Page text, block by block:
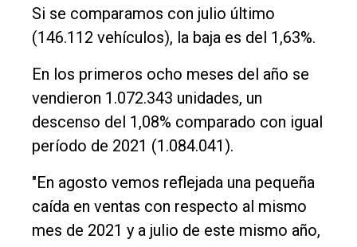
Si se comparamos con julio último
(146.112 vehículos), la baja es del 1,63%.
En los primeros ocho meses del año se
vendieron 1.072.343 unidades, un
descenso del 1,08% comparado con igual
período de 2021 (1.084.041).
"En agosto vemos reflejada una pequeña
caída en ventas con respecto al mismo
mes de 2021 y a julio de este mismo año,